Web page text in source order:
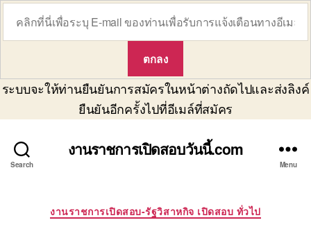
ระบบจะให้ท่านยืนยันการสมัครในหน้าต่างถัดไปและส่งลิงค์
ยืนยันอีกครั้งไปที่อีเมล์ที่สมัคร
Search
งานราชการเปิดสอบวันนี้.com
Menu
Categories
งานราชการเปิดสอบ-รัฐวิสาหกิจ เปิดสอบ ทั่วไป